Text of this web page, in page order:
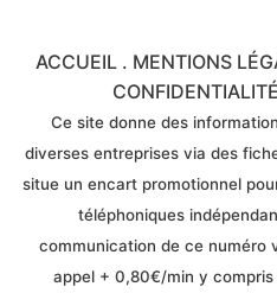
ACCUEIL. MENTIONS
Ce site donne des
diverses entreprises via des
situe un encart promotionnel
téléphoniques
communication de ce numéro
appel + 0,80€/min y